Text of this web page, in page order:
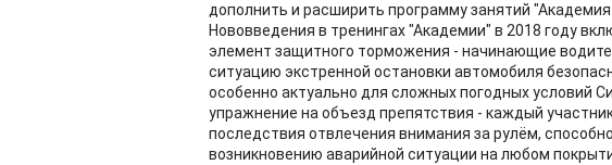
дополнить и расширить программу занятий
Нововведения в тренингах "Академии" в 2018 году
элемент защитного торможения - начинающие
ситуацию экстренной остановки автомобиля
особенно актуально для сложных погодных условий
упражнение на объезд препятствия - каждый
последствия отвлечения внимания за рулём,
возникновению аварийной ситуации на любом